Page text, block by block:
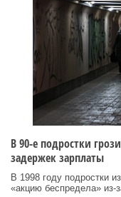
В 90-е подростки
задержек зарплаты
В 1998 году подростки
«акцию беспредела»